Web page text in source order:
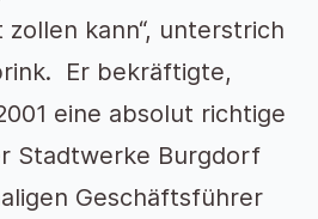
kann“, unterstrich
Er bekräftigte,
eine absolut richtige
Stadtwerke Burgdorf
Geschäftsführer